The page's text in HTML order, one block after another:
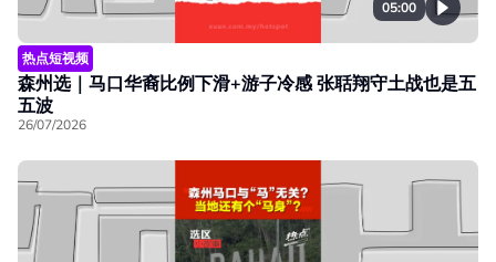
05:00
热点短视频
森州选｜马口华裔比例下滑+游子冷感 张聒翔守土战也是五
五波
26/07/2026